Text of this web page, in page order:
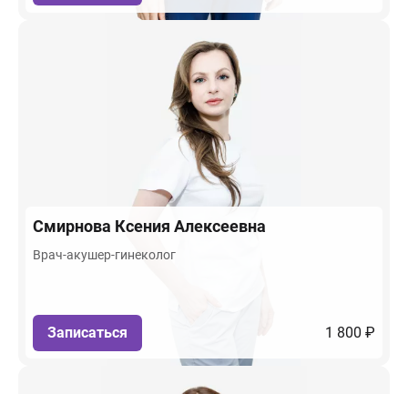
Смирнова Ксения Алексеевна
Врач-акушер-гинеколог
Записаться 1 800 ₽